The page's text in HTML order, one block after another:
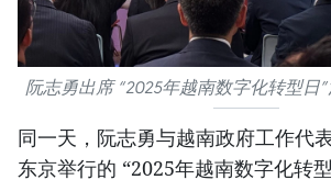
阮志勇出席 “2025年越南数字化转型日
同一天，阮志勇与越南政府工作代
东京举行的 “2025年越南数字化转型